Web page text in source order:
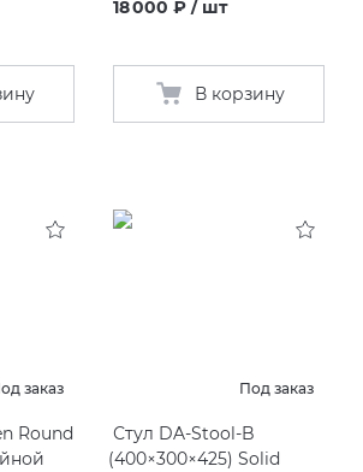
18 000 ₽ / шт
В корзину
заказ
Round
Под заказ
Стул DA-Stool-B
(400×300×425) Solid